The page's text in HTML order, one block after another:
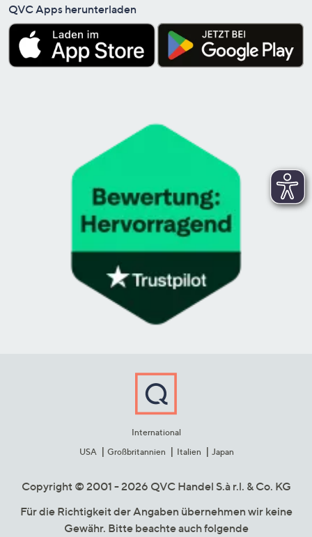
QVC Apps herunterladen
International
USA
Großbritannien Italien Japan
Copyright © 2001 - 2026 QVC Handel S.à r.l. & Co. KG
Für die Richtigkeit der Angaben übernehmen wir keine
Gewähr. Bitte beachte auch folgende